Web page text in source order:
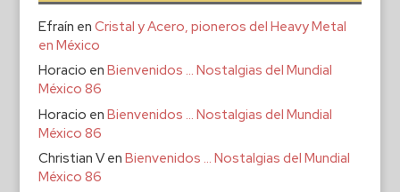
Efraín en Cristal y Acero, pioneros del Heavy Metal
en México
Horacio en Bienvenidos … Nostalgias del Mundial
México 86
Horacio en Bienvenidos … Nostalgias del Mundial
México 86
Christian Ven Bienvenidos … Nostalgias del Mundial
México 86